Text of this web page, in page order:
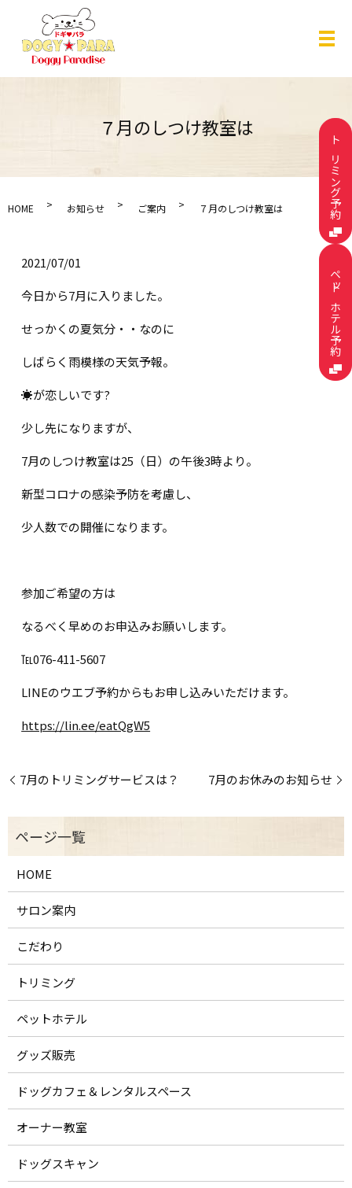
メ
トリミング予約
ペットホテル予約
７月のしつけ教室は
HOME お知らせ ご案内 ７月のしつけ教室は
2021/07/01
今日から7月に入りました。
せっかくの夏気分・・なのに
しばらく雨模様の天気予報。
☀が恋しいです?
少し先になりますが、
7月のしつけ教室は25（日）の午後3時より。
新型コロナの感染予防を考慮し、
少人数での開催になります。
参加ご希望の方は
なるべく早めのお申込みお願いします。
℡076-411-5607
LINEのウエブ予約からもお申し込みいただけます。
https://lin.ee/eatQgW5
7月のトリミングサービスは？ 7月のお休みのお知らせ
HOME
サロン案内
こだわり
トリミング
ペットホテル
グッズ販売
ドッグカフェ＆レンタルスペース
オーナー教室
ドッグスキャン